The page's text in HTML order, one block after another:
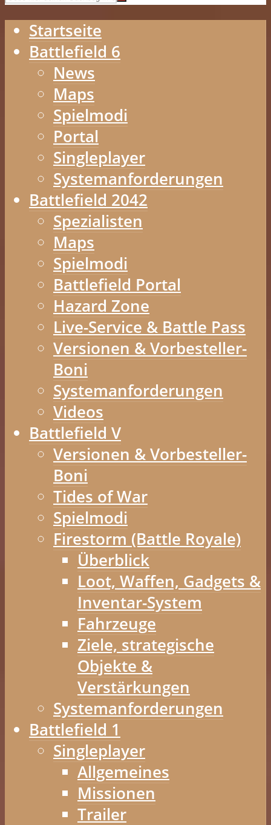
Startseite
Battlefield 6
News
Maps
Spielmodi
Portal
Singleplayer
Systemanforderungen
Battlefield 2042
Spezialisten
Maps
Spielmodi
Battlefield Portal
Hazard Zone
Live-Service & Battle Pass
Versionen & Vorbesteller-
Boni
Systemanforderungen
Videos
Battlefield V
Versionen & Vorbesteller-
Boni
Tides of War
Spielmodi
Firestorm (Battle Royale)
Überblick
Loot, Waffen, Gadgets &
Inventar-System
Fahrzeuge
Ziele, strategische
Objekte &
Verstärkungen
Systemanforderungen
Battlefield 1
Singleplayer
Allgemeines
Missionen
Trailer